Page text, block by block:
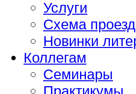
Услуги
Схема
Новинки
Коллегам
Семинары